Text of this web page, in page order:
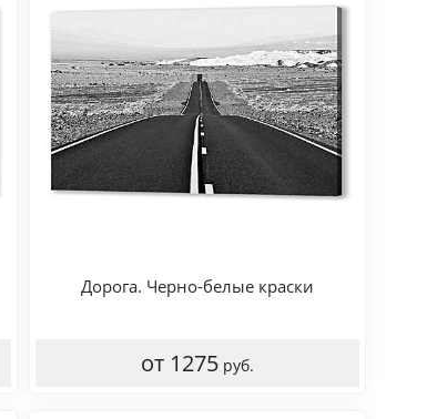
Дорога. Черно-белые краски
от 1275 руб.